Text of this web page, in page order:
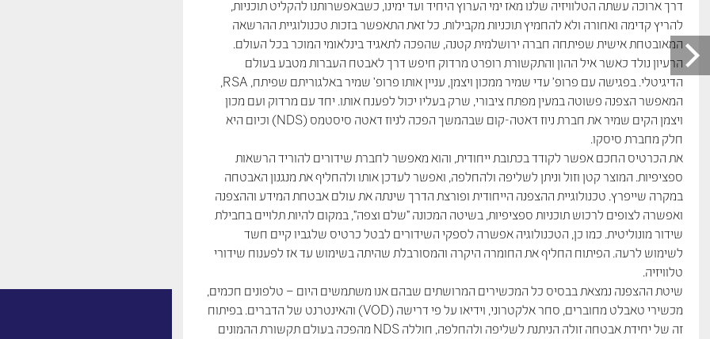
דרך ארוכה עשתה הטלוויזיה שלנו מאז ימי הערוץ היחיד ועד ימינו, כשבאפשרותנו להקליט תוכניות,
להריץ קדימה ואחורה ולא להחמיץ תוכניות מקבילות. כל זאת התאפשר בזכות טכנולוגיית ההרשאה
המאובטחת אישית שפיתחה חברה ירושלמית קטנה, שהפכה לתאגיד בינלאומי המוכר בכל העולם.
הרעיון נולד כאשר איל ההון והתקשורת רופרט מרדוק חיפש דרך לאבטח העברות מטבע בעולם
המאפשר הצפנה פשוטה במעין מפתח ציבורי, שרק בעליו יכול לפענח אותו. יחד עם מרדוק ועם מכון
ויצמן הקים שמיר את חברת ניוז דאטה-קום שבהמשך הפכה לניוז דאטה סיסטמס (NDS) וכיום היא
חלק מחברת סיסקו.
את הכרטיס החכם אפשר לקודד בכתובת ייחודית, והוא מאפשר לחברת שידורים להוריד הרשאות
ספציפיות. המוצר קטן וזול וניתן לשליפה ולהחלפה, ואפשר לעדכן אותו ולהחליף את מנגנון האבטחה
במקרה שייפרץ. טכנולוגיית ההצפנה הייחודית ופורצת הדרך שינתה את עולם אבטחת המידע וההצפנה
ואפשרה לצופים לרכוש תוכניות ספציפיות, בשיטה המכונה "שלם וצפה", במקום להיות תלויים בחבילת
שידור מונוליטית. כמו כן, הטכנולוגיה אפשרה לספקי השידורים לבטל כרטיס שלגביו קיים חשד
לשימוש לרעה. הפיתוח החליף את החומרה היקרה והמסורבלת שהיתה בשימוש עד אז לפענוח שידורי
טלוויזיה.
שיטת ההצפנה נמצאת בבסיס כל המכשירים המרושתים שבהם אנו משתמשים היום – טלפונים חכמים,
מכשירי טאבלט מחוברים, סחר אלקטרוני, וידיאו על פי דרישה (VOD) והאינטרנט של הדברים. בפיתוח
זה של יחידת אבטחה זולה הניתנת לשליפה ולהחלפה, חוללה NDS מהפכה בעולם תקשורת ההמונים